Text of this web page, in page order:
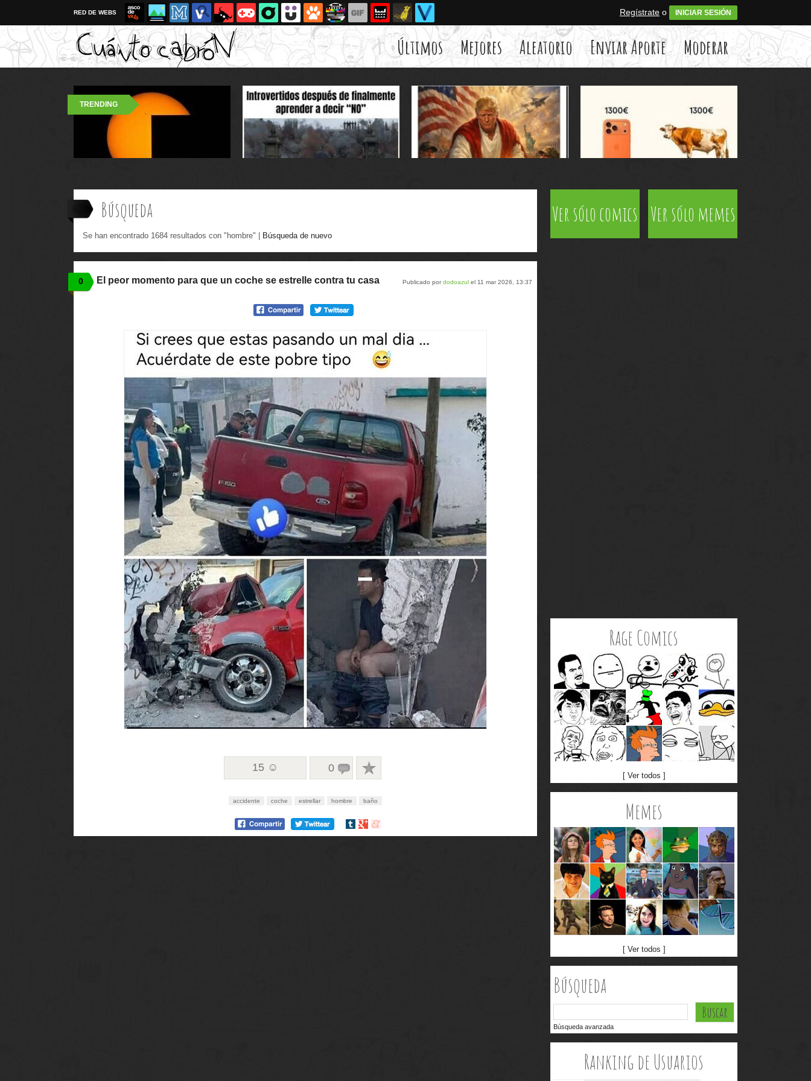
RED DE WEBS Regístrate o INICIAR SESIÓN
Últimos Mejores Aleatorio Enviar Aporte Moderar
TRENDING
Búsqueda
Se han encontrado 1684 resultados con "hombre" | Búsqueda de nuevo
0 Publicado pordodoazul el 11 mar 2026, 13:37
El peor momento para que un coche se estrelle contra tu casa
15 ☺ 0
accidente coche estrellar hombre baño
Compartir
Compartir
Compartir
Ver sólo comics Ver sólo memes
Rage Comics
[ Ver todos ]
Memes
[ Ver todos ]
Búsqueda
Búsqueda avanzada
Ranking de Usuarios